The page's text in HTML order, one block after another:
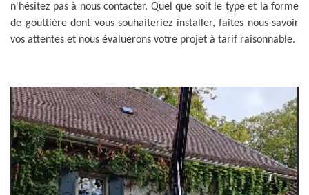
n'hésitez pas à nous contacter. Quel que soit le type et la forme
de gouttière dont vous souhaiteriez installer, faites nous savoir
vos attentes et nous évaluerons votre projet à tarif raisonnable.